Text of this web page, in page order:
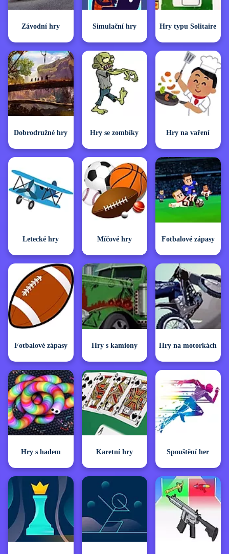
Závodní hry Simulační hry Hry typu Solitaire
Dobrodružné hry Hry se zombíky Hry na vaření
Letecké hry Míčové hry Fotbalové zápasy
Fotbalové zápasy Hry s kamiony Hry na motorkách
Hry s hadem Karetní hry Spouštění her